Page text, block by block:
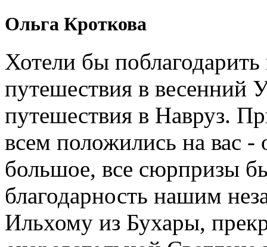
Ольга Кроткова
Хотели бы
путешествия в весенний
путешествия в Навруз.
всем положились на вас -
большое, все сюрпризы
благодарность нашим
Ильхому из Бухары,